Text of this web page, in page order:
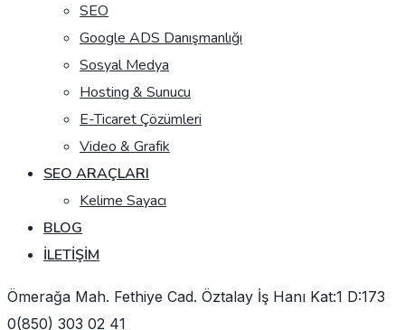
SEO
Google ADS Danışmanlığı
Sosyal Medya
Hosting & Sunucu
E-Ticaret Çözümleri
Video & Grafik
SEO ARAÇLARI
Kelime Sayacı
BLOG
İLETIŞIM
Ömerağa Mah. Fethiye Cad. Öztalay İş Hanı Kat:1 D:173
0(850) 303 02 41